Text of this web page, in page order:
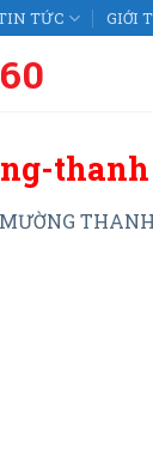
TỨC GIỚI
thanh